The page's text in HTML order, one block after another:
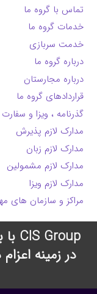
تماس با گروه ما
خدمات گروه ما
خدمت سربازی
درباره گروه ما
درباره مجارستان
قراردادهای گروه ما
گذرنامه ، ویزا و
مدارک لازم پذیرش
مدارک لازم زبان
مدارک لازم مشمولین
مدارک لازم ویزا
مراکز و سازمان های
در زمینه